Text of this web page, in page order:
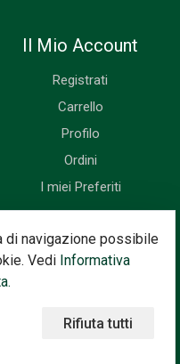
navigazione possibile
Vedi Informativa
Rifiuta tutti
Il Mio Account
Registrati
Carrello
Profilo
Ordini
I miei Preferiti
Riceverai prima di tutti le
eventi...
Iscriviti